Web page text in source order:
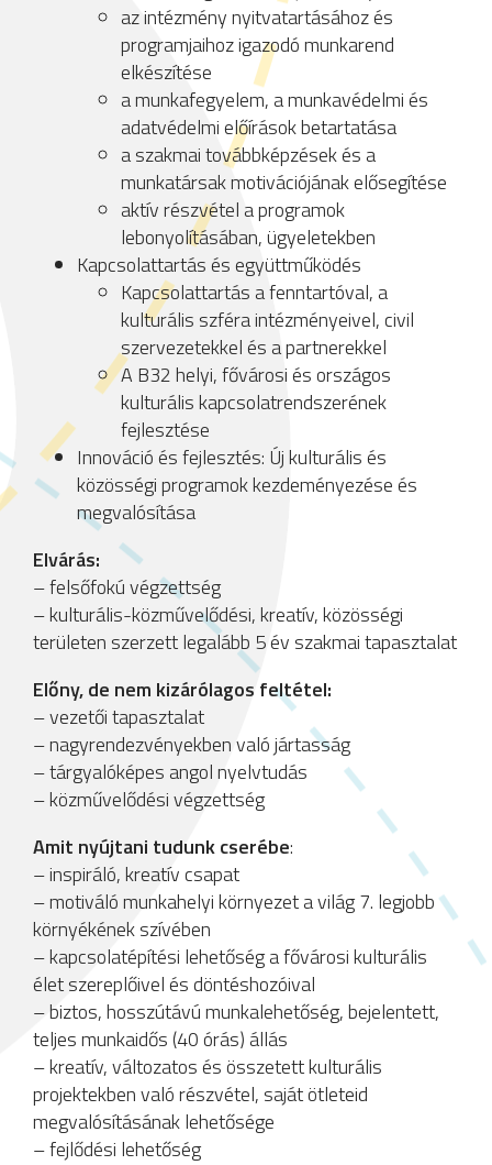
az intézmény nyitvatartásához és
programjaihoz igazodó munkarend
elkészítése
a munkafegyelem, a munkavédelmi és
adatvédelmi előírások betartatása
a szakmai továbbképzések és a
munkatársak motivációjának elősegítése
aktív részvétel a programok
lebonyolításában, ügyeletekben
Kapcsolattartás és együttműködés
Kapcsolattartás a fenntartóval, a
kulturális szféra intézményeivel, civil
szervezetekkel és a partnerekkel
A B32 helyi, fővárosi és országos
kulturális kapcsolatrendszerének
fejlesztése
Innováció és fejlesztés: Új kulturális és
közösségi programok kezdeményezése és
megvalósítása
Elvárás:
– felsőfokú végzettség
– kulturális-közművelődési, kreatív, közösségi
területen szerzett legalább 5 év szakmai tapasztalat
Előny, de nem kizárólagos feltétel:
– vezetői tapasztalat
– nagyrendezvényekben való jártasság
– tárgyalóképes angol nyelvtudás
– közművelődési végzettség
Amit nyújtani tudunk cserébe:
– inspiráló, kreatív csapat
– motiváló munkahelyi környezet a világ 7. legjobb
környékének szívében
– kapcsolatépítési lehetőség a fővárosi kulturális
élet szereplőivel és döntéshozóival
– biztos, hosszútávú munkalehetőség, bejelentett,
teljes munkaidős (40 órás) állás
– kreatív, változatos és összetett kulturális
projektekben való részvétel, saját ötleteid
megvalósításának lehetősége
– fejlődési lehetőség